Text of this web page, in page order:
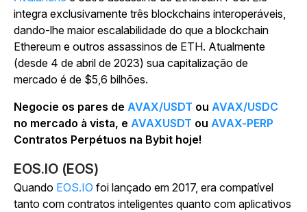
integra exclusivamente três blockchains interoperáveis,
dando-lhe maior escalabilidade do que a blockchain
Ethereum e outros assassinos de ETH. Atualmente
(desde 4 de abril de 2023) sua capitalização de
mercado é de $5,6 bilhões.
Negocie os pares de AVAX/USDT ou AVAX/USDC
no mercado à vista, e AVAXUSDT ou AVAX-PERP
Contratos Perpétuos na Bybit hoje!
EOS.IO (EOS)
Quando EOS.IO foi lançado em 2017, era compatível
tanto com contratos inteligentes quanto com aplicativos